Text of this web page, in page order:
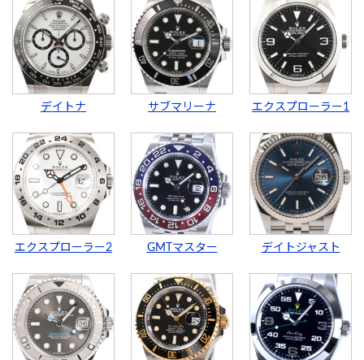
デイトナ サブマリーナ エクスプローラー1
エクスプローラー2 GMTマスター デイトジャスト